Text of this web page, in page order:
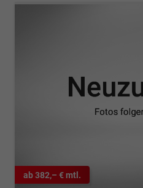
ab 382,– € mtl.